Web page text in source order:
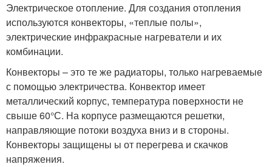
Электрическое отопление. Для создания отопления
используются конвекторы, «теплые полы»,
электрические инфракрасные нагреватели и их
комбинации.
Конвекторы – это те же радиаторы, только нагреваемые
с помощью электричества. Конвектор имеет
металлический корпус, температура поверхности не
свыше 60°С. На корпусе размещаются решетки,
направляющие потоки воздуха вниз и в стороны.
Конвекторы защищены ы от перегрева и скачков
напряжения.